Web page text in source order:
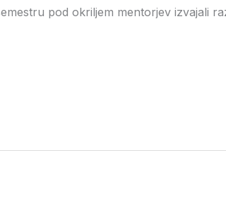
pod okriljem mentorjev izvajali